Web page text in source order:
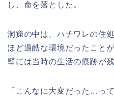
し、命を落とした。
洞窟の中は、ハチワレの住
ほど過酷な環境だったこと
壁には当時の生活の痕跡が残
「こんなに大変だった…って